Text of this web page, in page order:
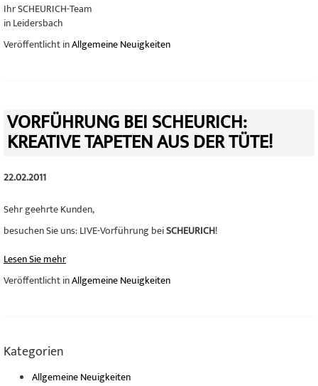
Ihr SCHEURICH-Team
in Leidersbach
Veröffentlicht inAllgemeine Neuigkeiten
VORFÜHRUNG BEI SCHEURICH:
KREATIVE TAPETEN AUS DER TÜTE!
22.02.2011
Sehr geehrte Kunden,
besuchen Sie uns: LIVE-Vorführung beiSCHEURICH!
Lesen Sie mehr
Veröffentlicht inAllgemeine Neuigkeiten
Kategorien
Allgemeine Neuigkeiten